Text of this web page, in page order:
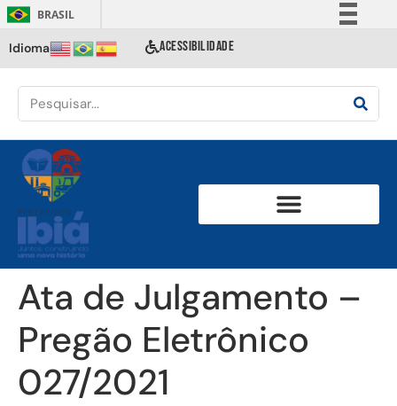
BRASIL
Comunica BR
Acesso à informação
Idioma ACESSIBILIDADE
Ata de Julgamento –
Pregão Eletrônico
027/2021